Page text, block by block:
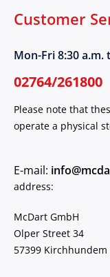
Customer
Mon-Fri 8:30 a.m.
02764/261800
Please note that
operate a physical
E-mail:
address:
McDart GmbH
Olper Street 34
57399 Kirchhundem